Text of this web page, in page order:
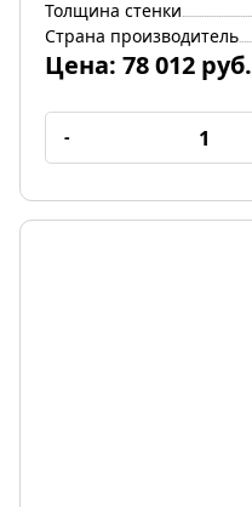
Толщина стенки
Страна производитель
Цена: 78 012 руб.
-